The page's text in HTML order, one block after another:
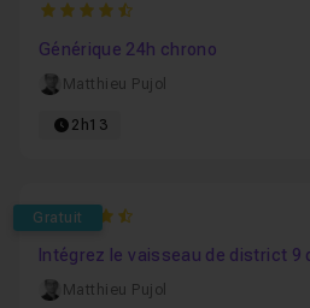
4.4
Générique 24h chrono
Matthieu Pujol
2h13
Gratuit
4.7272727272727
Intégrez le vaisseau de district 9
Matthieu Pujol